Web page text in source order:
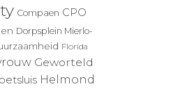
Compaen CPO
Dorpsplein Mierlo-
Florida
Geworteld
Helmond